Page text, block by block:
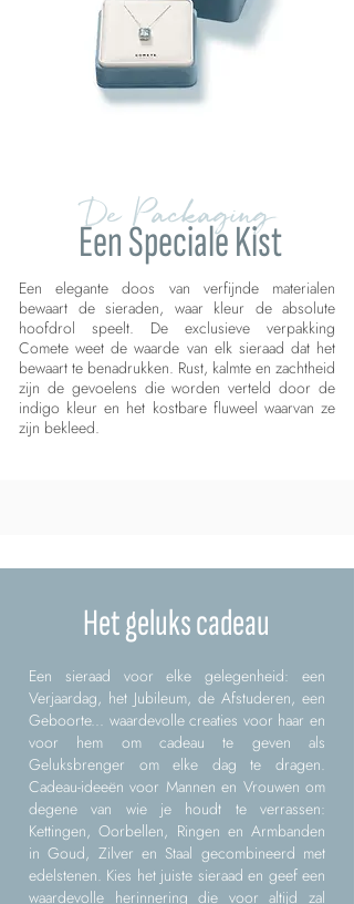
De Packaging
Een Speciale Kist
Een elegante doos van verfijnde materialen
bewaart de sieraden, waar kleur de absolute
hoofdrol speelt. De exclusieve verpakking
Comete weet de waarde van elk sieraad dat het
bewaart te benadrukken. Rust, kalmte en zachtheid
zijn de gevoelens die worden verteld door de
indigo kleur en het kostbare fluweel waarvan ze
zijn bekleed.
Het geluks cadeau
Een sieraad voor elke gelegenheid: een
Verjaardag, het Jubileum, de Afstuderen, een
Geboorte... waardevolle creaties voor haar en
voor hem om cadeau te geven als
Geluksbrenger om elke dag te dragen.
Cadeau-ideeën voor Mannen en Vrouwen om
degene van wie je houdt te verrassen:
Kettingen, Oorbellen, Ringen en Armbanden
in Goud, Zilver en Staal gecombineerd met
edelstenen. Kies het juiste sieraad en geef een
waardevolle herinnering die voor altijd zal